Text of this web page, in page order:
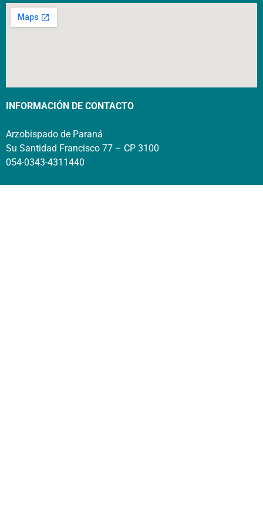
INFORMACIÓN DE CONTACTO
Arzobispado de Paraná
Su Santidad Francisco 77 – CP 3100
054-0343-4311440